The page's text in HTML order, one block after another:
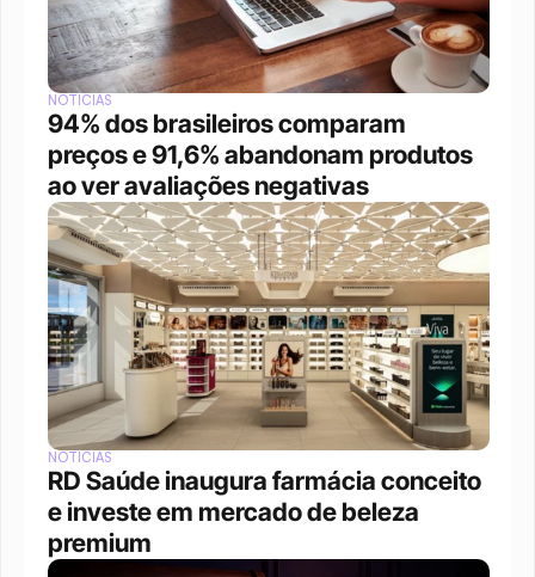
NOTÍCIAS
94% dos brasileiros comparam
preços e 91,6% abandonam produtos
ao ver avaliações negativas
NOTÍCIAS
RD Saúde inaugura farmácia conceito
e investe em mercado de beleza
premium